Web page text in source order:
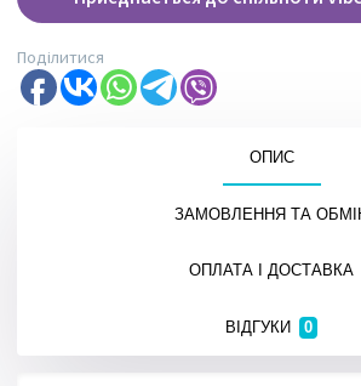
Поділитися
ОПИС
ЗАМОВЛЕННЯ ТА
ОПЛАТА І ДОСТАВКА
ВІДГУКИ 0